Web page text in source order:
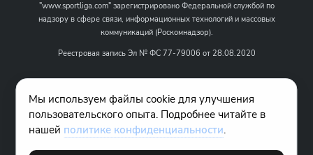
"www.sportliga.com" зарегистрировано Федеральной службой по
надзору в сфере связи, информационных технологий и массовых
коммуникаций (Роскомнадзор).
Реестровая запись Эл № ФС 77-79006 от 28.08.2020
Название - www.sportliga.com
Учредитель СМИ сетевого издания "www.sportliga.com": ИП Чамин
О.Н.
Главный редактор СМИ сетевого издания "www.sportliga.com":
Хаимов Д.И.
Мы используем файлы cookie для улучшения
пользовательского опыта. Подробнее читайте в
нашей политике конфиденциальности.